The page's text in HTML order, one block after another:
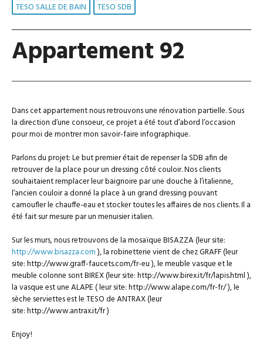
TESO SALLE DE BAIN
TESO SDB
Appartement 92
Dans cet appartement nous retrouvons une rénovation partielle. Sous
la direction d’une consoeur, ce projet a été tout d’abord l’occasion
pour moi de montrer mon savoir-faire infographique.
Parlons du projet: Le but premier était de repenser la SDB afin de
retrouver de la place pour un dressing côté couloir. Nos clients
souhaitaient remplacer leur baignoire par une douche à l’italienne,
l’ancien couloir a donné la place à un grand dressing pouvant
camoufler le chauffe-eau et stocker toutes les affaires de nos clients. Il a
été fait sur mesure par un menuisier italien.
Sur les murs, nous retrouvons de la mosaïque BISAZZA (leur site:
http://www.bisazza.com), la robinetterie vient de chez GRAFF (leur
site: http://www.graff-faucets.com/fr-eu ), le meuble vasque et le
meuble colonne sont BIREX (leur site: http://www.birex.it/fr/lapis.html ),
la vasque est une ALAPE ( leur site: http://www.alape.com/fr-fr/ ), le
sèche serviettes est le TESO de ANTRAX (leur
site: http://www.antrax.it/fr )
Enjoy!